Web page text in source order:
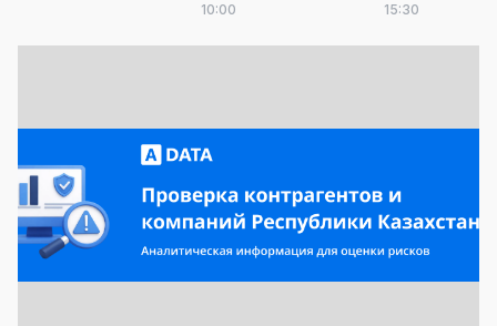
10:00 15:30